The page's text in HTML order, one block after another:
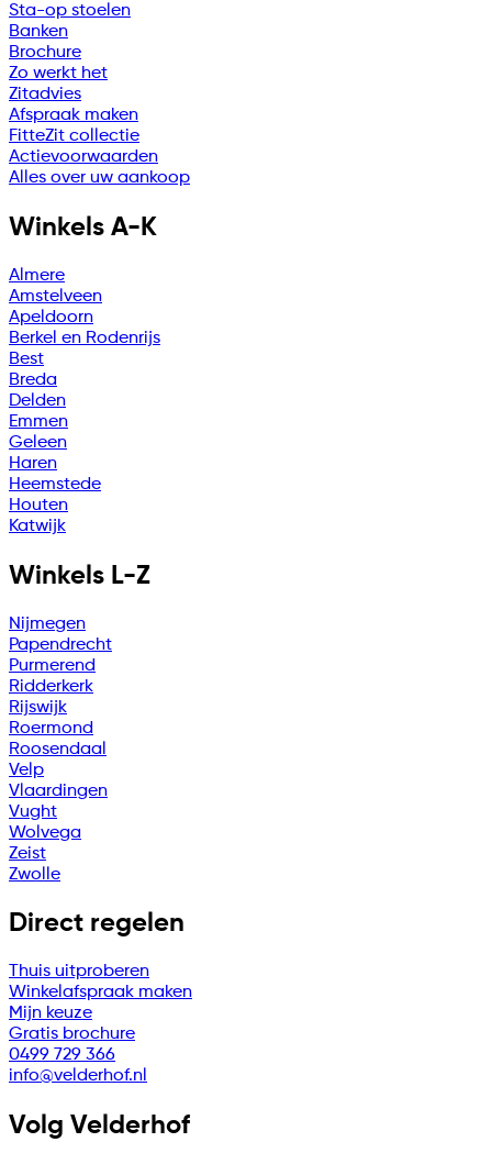
Sta-op stoelen
Banken
Brochure
Zo werkt het
Zitadvies
Afspraak maken
FitteZit collectie
Actievoorwaarden
Alles over uw aankoop
Winkels A-K
Almere
Amstelveen
Apeldoorn
Berkel en Rodenrijs
Best
Breda
Delden
Emmen
Geleen
Haren
Heemstede
Houten
Katwijk
Winkels L-Z
Nijmegen
Papendrecht
Purmerend
Ridderkerk
Rijswijk
Roermond
Roosendaal
Velp
Vlaardingen
Vught
Wolvega
Zeist
Zwolle
Direct regelen
Thuis uitproberen
Winkelafspraak maken
Mijn keuze
Gratis brochure
0499 729 366
info@velderhof.nl
Volg Velderhof